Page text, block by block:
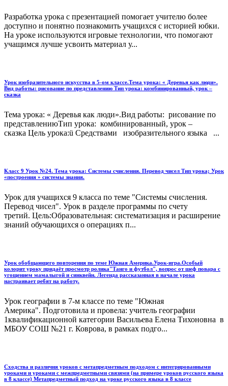
Разработка урока с презентацией помогает учителю более
доступно и понятно познакомить учащихся с историей юбки.
На уроке используются игровые технологии, что помогают
учащимся лучше усвоить материал у...
Урок изобразительного искусства в 5-ом классе.Тема урока: « Деревья как люди».
Вид работы: рисование по представлению Тип урока: комбинированный, урок –
сказка
Тема урока: « Деревья как люди».Вид работы: рисование по
представлениюТип урока: комбинированный, урок –
сказка Цель урока:ü Средствами изобразительного языка ...
Класс 9 Урок №24. Тема урока: Системы счисления. Перевод чисел Тип урока; Урок
«построения » системы знания.
Урок для учащихся 9 класса по теме "Системы счисления.
Перевод чисел". Урок в разделе программы по счету
третий. Цель:Образовательная: систематизация и расширение
знаний обучающихся о операциях п...
Урок обобщающего повторения по теме Южная Америка.Урок-игра.Особый
колорит уроку придаёт просмотр ролика"Танго и футбол", вопрос от шеф повара с
угощением мамалыгой и синквейн. Легенда рассказанная в начале урока
настраивает ребят на работу.
Урок географии в 7-м классе по теме "Южная
Америка". Подготовила и провела: учитель географии
1квалификационной категории Васильева Елена Тихоновна в
МБОУ СОШ №21 г. Коврова, в рамках подго...
Сходства и различия уроков с метапредметным подходом с интегрированными
уроками и уроками с межпредметными связями (на примере уроков русского языка
в 8 классе) Метапредметный подход на уроке русского языка в 8 классе